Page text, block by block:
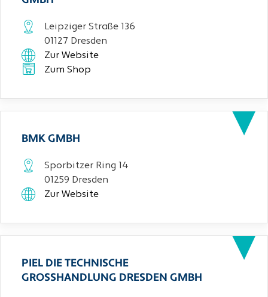
Leipziger Straße 136
01127 Dresden
Zur Website
Zum Shop
BMK GMBH
Sporbitzer Ring 14
01259 Dresden
Zur Website
PIEL DIE TECHNISCHE
GROSSHANDLUNG DRESDEN GMBH